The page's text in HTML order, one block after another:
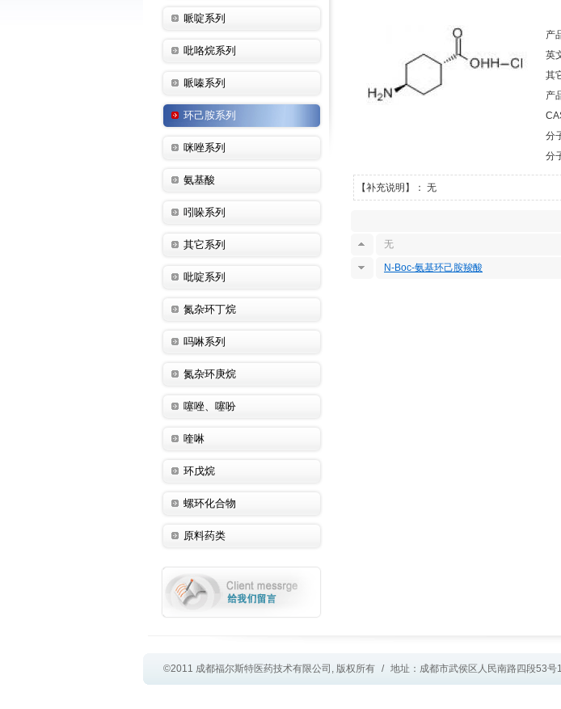
哌啶系列
吡咯烷系列
哌嗪系列
环己胺系列
咪唑系列
氨基酸
吲哚系列
其它系列
吡啶系列
氮杂环丁烷
吗啉系列
氮杂环庚烷
噻唑、噻吩
喹啉
环戊烷
螺环化合物
原料药类
产
英
其
产
分
分
【补充说明】： 无
无
N-Boc-氨基环己胺羧酸
©2011 成都福尔斯特医药技术有限公司, 版权所有 / 地址：成都市武侯区人民南路四段53号